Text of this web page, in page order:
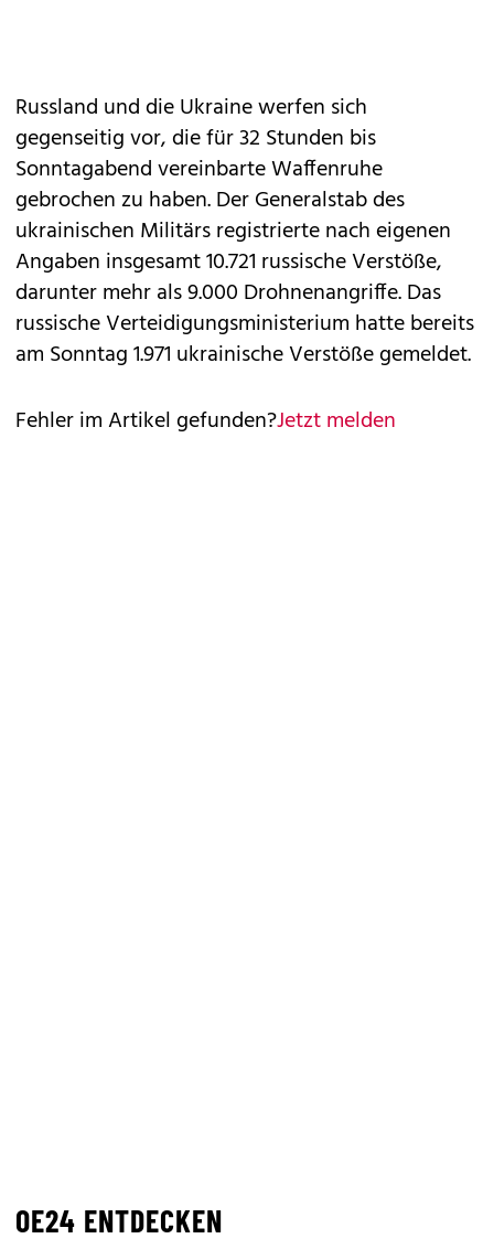
Russland und die Ukraine werfen sich
gegenseitig vor, die für 32 Stunden bis
Sonntagabend vereinbarte Waffenruhe
gebrochen zu haben. Der Generalstab des
ukrainischen Militärs registrierte nach eigenen
Angaben insgesamt 10.721 russische Verstöße,
darunter mehr als 9.000 Drohnenangriffe. Das
russische Verteidigungsministerium hatte bereits
am Sonntag 1.971 ukrainische Verstöße gemeldet.
Fehler im Artikel gefunden?Jetzt melden
OE24 ENTDECKEN